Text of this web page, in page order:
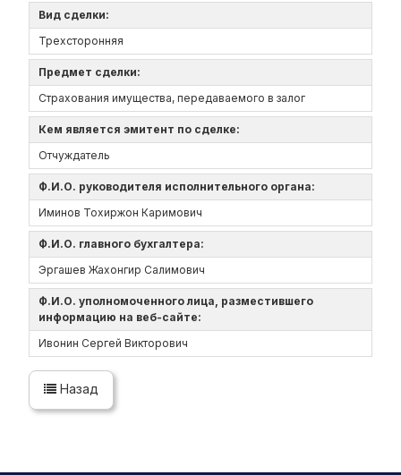
Вид сделки:
Трехсторонняя
Предмет сделки:
Страхования имущества, передаваемого в залог
Кем является эмитент по сделке:
Отчуждатель
Ф.И.О. руководителя исполнительного органа:
Иминов Тохиржон Каримович
Ф.И.О. главного бухгалтера:
Эргашев Жахонгир Салимович
Ф.И.О. уполномоченного лица, разместившего
информацию на веб-сайте:
Ивонин Сергей Викторович
Назад